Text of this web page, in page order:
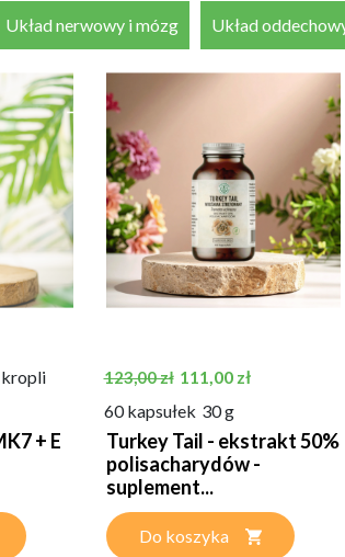
Układ nerwowy i mózg Układ
+ E
Cena podstawowa
123,00 zł Cena
111,00 zł
60 kapsułek 30 g
Turkey Tail - ekstrakt 50%
polisacharydów -
suplement...
Do koszyka